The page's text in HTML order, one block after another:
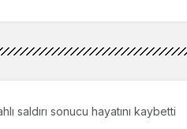
saldırı sonucu hayatını kaybetti